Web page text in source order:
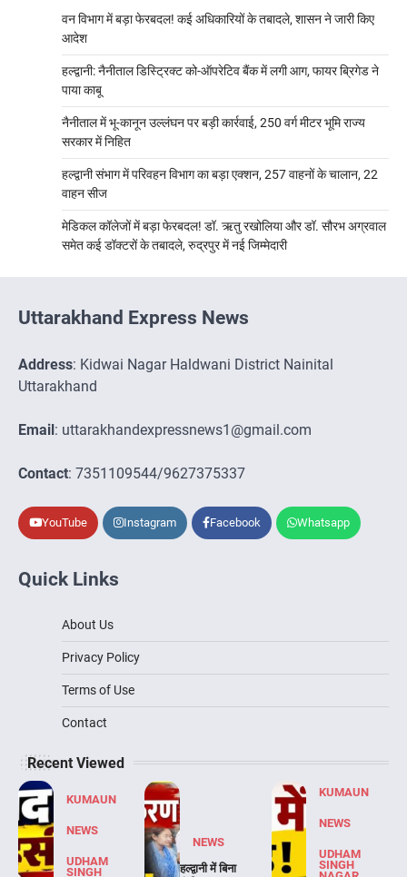
वन विभाग में बड़ा फेरबदल! कई अधिकारियों के तबादले, शासन ने जारी किए
आदेश
हल्द्वानी: नैनीताल डिस्ट्रिक्ट को-ऑपरेटिव बैंक में लगी आग, फायर ब्रिगेड ने
पाया काबू
नैनीताल में भू-कानून उल्लंघन पर बड़ी कार्रवाई, 250 वर्ग मीटर भूमि राज्य
सरकार में निहित
हल्द्वानी संभाग में परिवहन विभाग का बड़ा एक्शन, 257 वाहनों के चालान, 22
वाहन सीज
मेडिकल कॉलेजों में बड़ा फेरबदल! डॉ. ऋतु रखोलिया और डॉ. सौरभ अग्रवाल
समेत कई डॉक्टरों के तबादले, रुद्रपुर में नई जिम्मेदारी
Uttarakhand Express News
Address: Kidwai Nagar Haldwani District Nainital
Uttarakhand
Email: uttarakhandexpressnews1@gmail.com
Contact: 7351109544/9627375337
YouTube Instagram Facebook Whatsapp
Quick Links
About Us
Privacy Policy
Terms of Use
Contact
Recent Viewed
KUMAUN
NEWS
UDHAM
SINGH
NEWS
हल्द्वानी में बिना
KUMAUN
NEWS
UDHAM
SINGH